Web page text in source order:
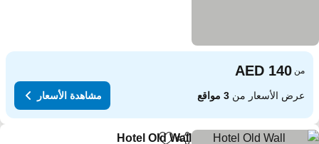
من
عرض الأسعار من3 مواقع مشاهدة الأسعار
Hotel Old Wall